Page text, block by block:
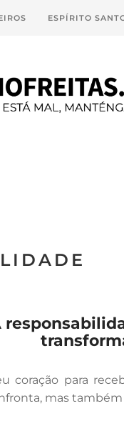
ESPÍRITO
coração para
mas